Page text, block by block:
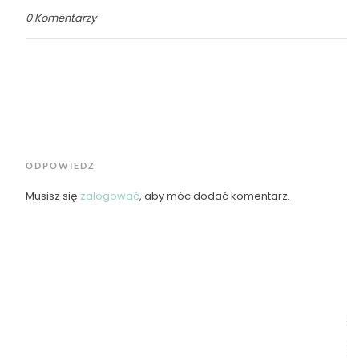
0 Komentarzy
ODPOWIEDZ
Musisz się zalogować, aby móc dodać komentarz.